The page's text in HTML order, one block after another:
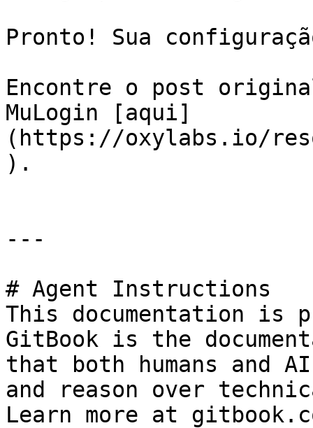
Pronto! Sua
Encontre o post
MuLogin [aqui]
(https://oxylabs.io/
).
---
# Agent Instructions
This documentation is
GitBook is the
that both humans and
and reason over
Learn more at